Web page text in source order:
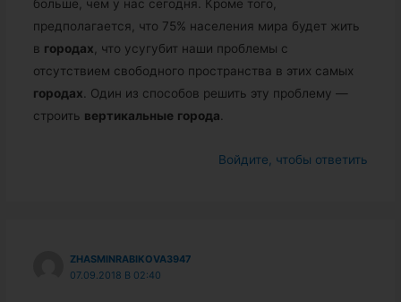
больше, чем у нас сегодня. Кроме того,
предполагается, что 75% населения мира будет жить
в городах , что усугубит наши проблемы с
отсутствием свободного пространства в этих самых
городах . Один из способов решить эту проблему —
строить вертикальные города
Войдите, чтобы ответить
ZHASMINRABIKOVA3947
07.09.2018 В 02:40